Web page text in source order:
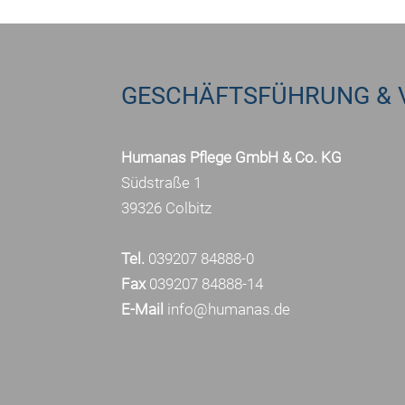
GESCHÄFTSFÜHRUNG &
Humanas Pflege GmbH & Co. KG
Südstraße 1
39326 Colbitz
Tel. 039207 84888-0
Fax039207 84888-14
E-Mail info@humanas.de